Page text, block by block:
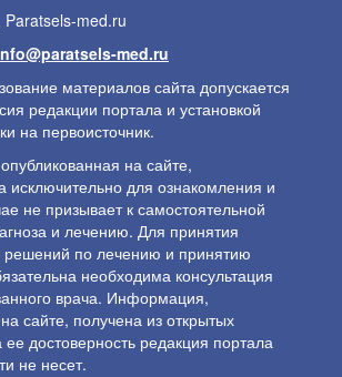
med.ru
med.ru
материалов сайта допускается
редакции портала и установкой
на первоисточник.
на сайте,
исключительно для ознакомления и
не призывает к самостоятельной
и лечению. Для принятия
решений по лечению и принятию
необходима консультация
врача. Информация,
сайте, получена из открытых
ее достоверность редакция портала
не несет.